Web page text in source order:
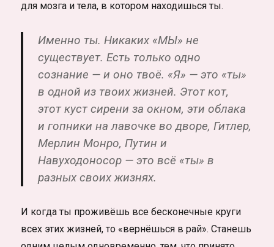
для мозга и тела, в котором находишься ты.
Именно ты. Никаких «МЫ» не
существует. Есть только одно
сознание — и оно твоё. «Я» — это «ты»
в одной из твоих жизней. Этот кот,
этот куст сирени за окном, эти облака
и гопники на лавочке во дворе, Гитлер,
Мерлин Монро, Путин и
Навуходоносор — это всё «ты» в
разных своих жизнях.
И когда ты проживёшь все бесконечные круги
всех этих жизней, то «вернёшься в рай». Станешь